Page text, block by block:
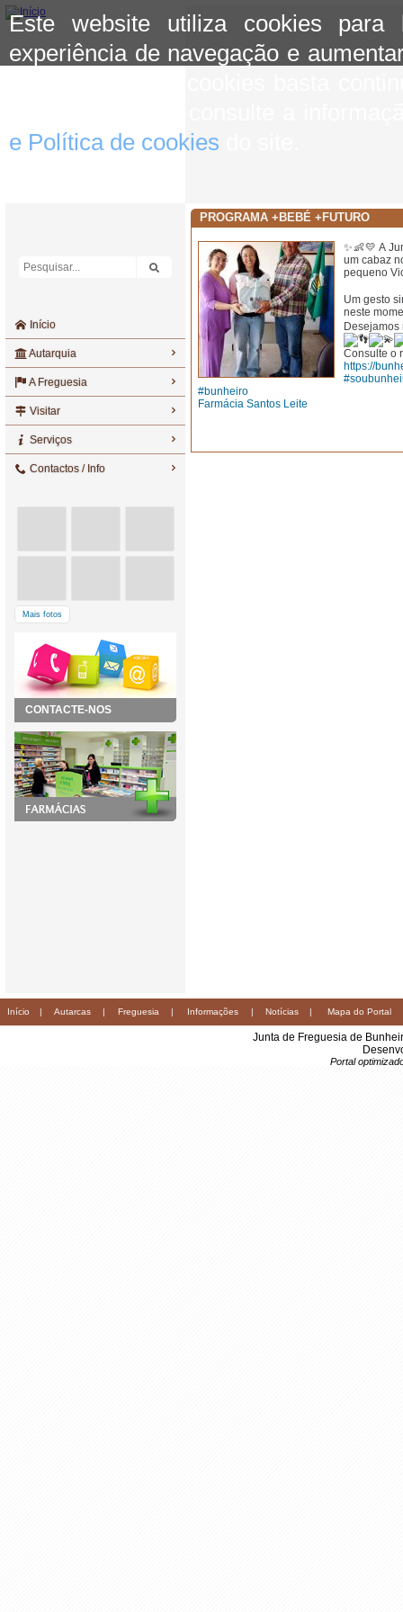
Este website utiliza cookies para
experiência de navegação e
e Política de cookies
Início
Autarquia
A Freguesia
Visitar
Serviços
Contactos / Info
Mais fotos
CONTACTE-NOS
PROGRAMA +BEBÉ +FUTURO
✨👶💛 A
um cabaz
pequeno
Um gesto
neste
Consulte o
https://
#bunheiro
Farmácia Santos Leite
Início | Autarcas | Freguesia | Informações | Notícias | Mapa do Portal
Junta de Freguesia de
Portal